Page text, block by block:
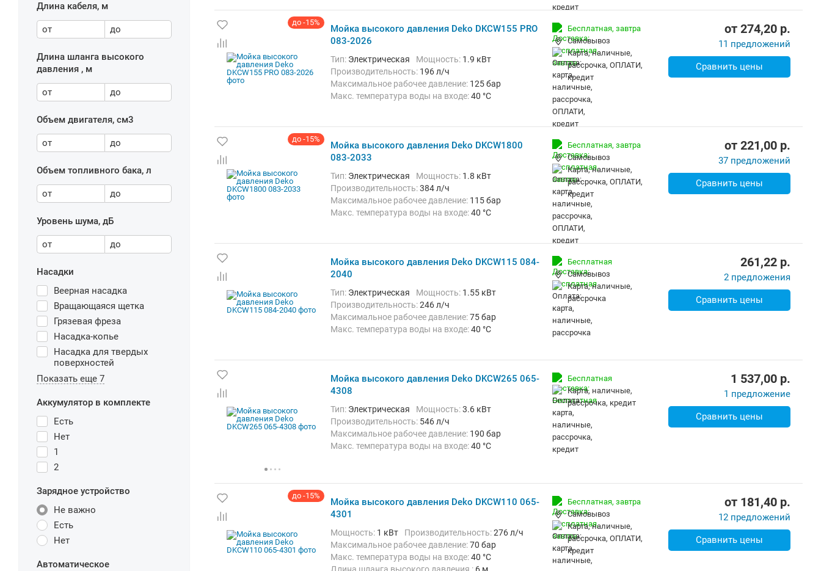
Длина кабеля, м
от до
Длина шланга высокого
давления , м
от до
Объем двигателя, см3
от до
Объем топливного бака, л
от до
Уровень шума, дБ
от до
Насадки
Веерная насадка
Вращающаяся щетка
Грязевая фреза
Насадка-копье
Насадка для твердых
поверхностей
Показать еще 7
Аккумулятор в комплекте
Есть
Нет
1
2
Зарядное устройство
Не важно
Есть
Нет
Автоматическое
до -15%
Мойка высокого давления Deko DKCW155 PRO
083-2026
Тип: Электрическая Мощность: 1.9 кВт
Производительность: 196 л/ч
Максимальное рабочее давление: 125 бар
Макс. температура воды на входе:40 °C
Бесплатная, завтра
Самовывоз
карта, наличные,
рассрочка, ОПЛАТИ,
кредит
от 274,20 p.
11 предложений
Сравнить цены
до -15%
Мойка высокого давления Deko DKCW1800
083-2033
Тип: Электрическая Мощность: 1.8 кВт
Производительность:384 л/ч
Максимальное рабочее давление: 115 бар
Макс. температура воды на входе:40 °C
Бесплатная, завтра
Самовывоз
карта, наличные,
рассрочка, ОПЛАТИ,
кредит
от 221,00 p.
37 предложений
Сравнить цены
Мойка высокого давления Deko DKCW115 084-
2040
Тип: Электрическая Мощность: 1.55 кВт
Производительность:246 л/ч
Максимальное рабочее давление:75 бар
Макс. температура воды на входе:40 °C
Бесплатная
Самовывоз
карта, наличные,
рассрочка
261,22 p.
2 предложения
Сравнить цены
Мойка высокого давления Deko DKCW265 065-
4308
Тип: Электрическая Мощность:3.6 кВт
Производительность: 546 л/ч
Максимальное рабочее давление: 190 бар
Макс. температура воды на входе:40 °C
Бесплатная
карта, наличные,
рассрочка, кредит
1 537,00 p.
1 предложение
Сравнить цены
до -15%
Мойка высокого давления Deko DKCW110 065-
4301
Мощность: 1 кВт Производительность:276 л/ч
Максимальное рабочее давление:70 бар
Макс. температура воды на входе:40 °C
Бесплатная, завтра
Самовывоз
карта, наличные,
рассрочка, ОПЛАТИ,
кредит
от 181,40 p.
12 предложений
Сравнить цены